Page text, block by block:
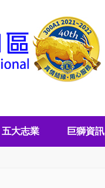
五大志業 巨獅資訊